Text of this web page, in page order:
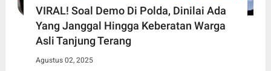
VIRAL! Soal Demo Di Polda, Dinilai Ada
Yang Janggal Hingga Keberatan Warga
Asli Tanjung Terang
Agustus 02, 2025